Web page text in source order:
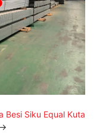
Besi Siku Equal Kuta
→